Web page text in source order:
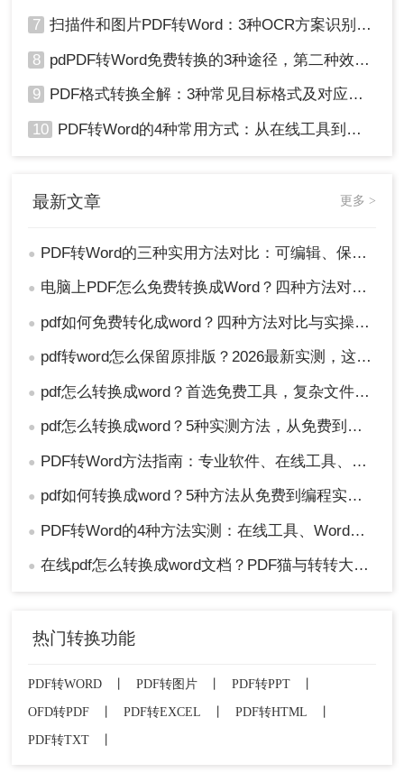
7 扫描件和图片PDF转Word：3种OCR方案识别率实测！
8 pdPDF转Word免费转换的3种途径，第二种效率最高！
9 PDF格式转换全解：3种常见目标格式及对应操作方法！
10 PDF转Word的4种常用方式：从在线工具到桌面软件全梳理！
最新文章 更多 >
● PDF转Word的三种实用方法对比：可编辑、保格式、避风险！
● 电脑上PDF怎么免费转换成Word？四种方法对比与实操指南（附详细表格）!
● pdf如何免费转化成word？四种方法对比与实操指南（附详细表格）
● pdf转word怎么保留原排版？2026最新实测，这5种方法从免费到专业全搞定！
● pdf怎么转换成word？首选免费工具，复杂文件再上专业软件！
● pdf怎么转换成word？5种实测方法，从免费到专业全攻略！
● PDF转Word方法指南：专业软件、在线工具、Word内置与改后缀名4种方案对比！
● pdf如何转换成word？5种方法从免费到编程实测对比！
● PDF转Word的4种方法实测：在线工具、Word、Adobe与开源软件对比！！
● 在线pdf怎么转换成word文档？PDF猫与转转大师2种在线工具使用指南与功能对比！
热门转换功能
PDF转WORD PDF转图片 PDF转PPT
OFD转PDF
PDF转EXCEL PDF转HTML
PDF转TXT